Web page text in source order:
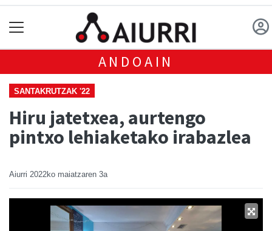
ANDOAIN
SANTAKRUTZAK '22
Hiru jatetxea, aurtengo
pintxo lehiaketako irabazlea
Aiurri 2022ko maiatzaren 3a